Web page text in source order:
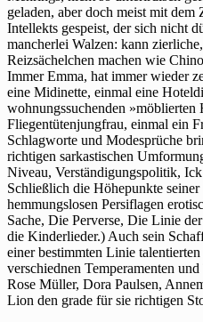
geladen, aber doch meist mit dem
Intellekts gespeist, der sich nicht
mancherlei Walzen: kann
Reizsächelchen machen wie
Immer Emma, hat immer wieder
eine Midinette, einmal eine
wohnungssuchenden »möblierten
Fliegentütenjungfrau, einmal ein
Schlagworte und Modesprüche
richtigen sarkastischen
Niveau, Verständigungspolitik,
Schließlich die Höhepunkte
hemmungslosen Persiflagen
Sache, Die Perverse, Die Linie
die Kinderlieder.) Auch sein
einer bestimmten Linie
verschiednen Temperamenten
Rose Müller, Dora Paulsen,
Lion den grade für sie richtigen